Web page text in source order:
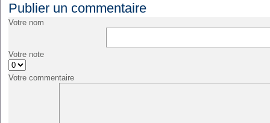
Publier un commentaire
Votre nom
Votre note
Votre commentaire